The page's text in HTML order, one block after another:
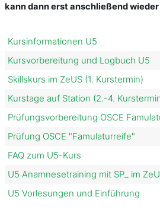
kann dann erst anschließend
Kursinformationen U5
Kursvorbereitung und Logbuch U5
Skillskurs im ZeUS (1. Kurstermin)
Kurstage auf Station (2.-4.
Prüfungsvorbereitung OSCE
Prüfung OSCE "Famulaturreife"
FAQ zum U5-Kurs
U5 Anamnesetraining mit SP_ im
U5 Vorlesungen und Einführung